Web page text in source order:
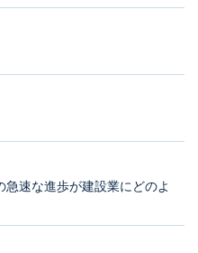
急速な進歩が建設業にどのよ